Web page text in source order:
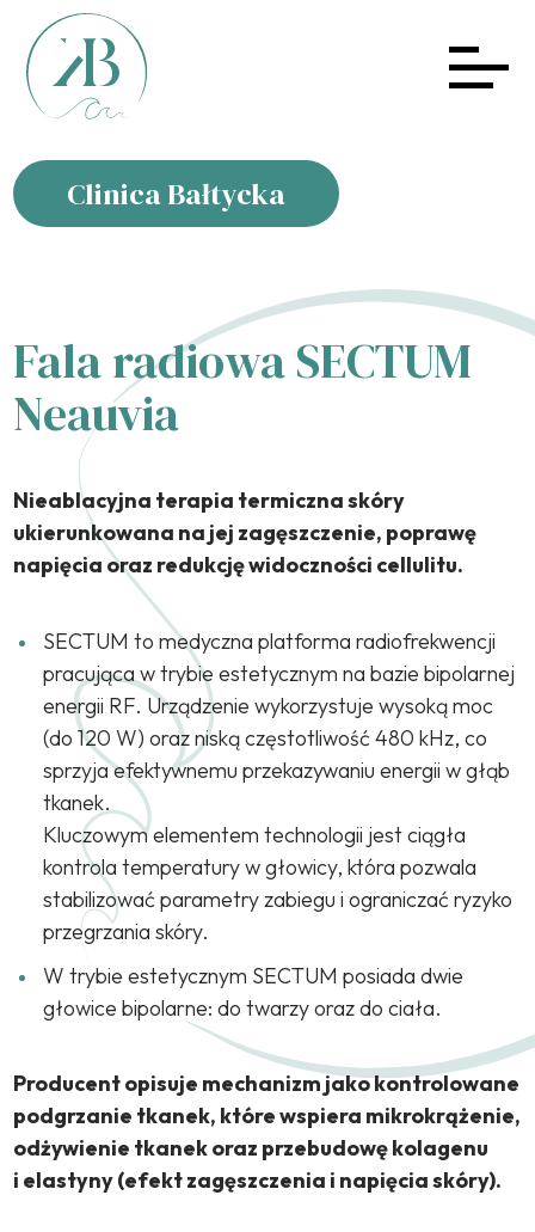
Clinica Bałtycka
Fala radiowa SECTUM
Neauvia
Nieablacyjna terapia termiczna skóry
ukierunkowana na jej zagęszczenie, poprawę
napięcia oraz redukcję widoczności cellulitu.
SECTUM to medyczna platforma radiofrekwencji
pracująca w trybie estetycznym na bazie bipolarnej
energii RF. Urządzenie wykorzystuje wysoką moc
(do 120 W) oraz niską częstotliwość 480 kHz, co
sprzyja efektywnemu przekazywaniu energii w głąb
tkanek.
Kluczowym elementem technologii jest ciągła
kontrola temperatury w głowicy, która pozwala
stabilizować parametry zabiegu i ograniczać ryzyko
przegrzania skóry.
W trybie estetycznym SECTUM posiada dwie
głowice bipolarne: do twarzy oraz do ciała.
Producent opisuje mechanizm jako kontrolowane
podgrzanie tkanek, które wspiera mikrokrążenie,
odżywienie tkanek oraz przebudowę kolagenu
i elastyny (efekt zagęszczenia i napięcia skóry).